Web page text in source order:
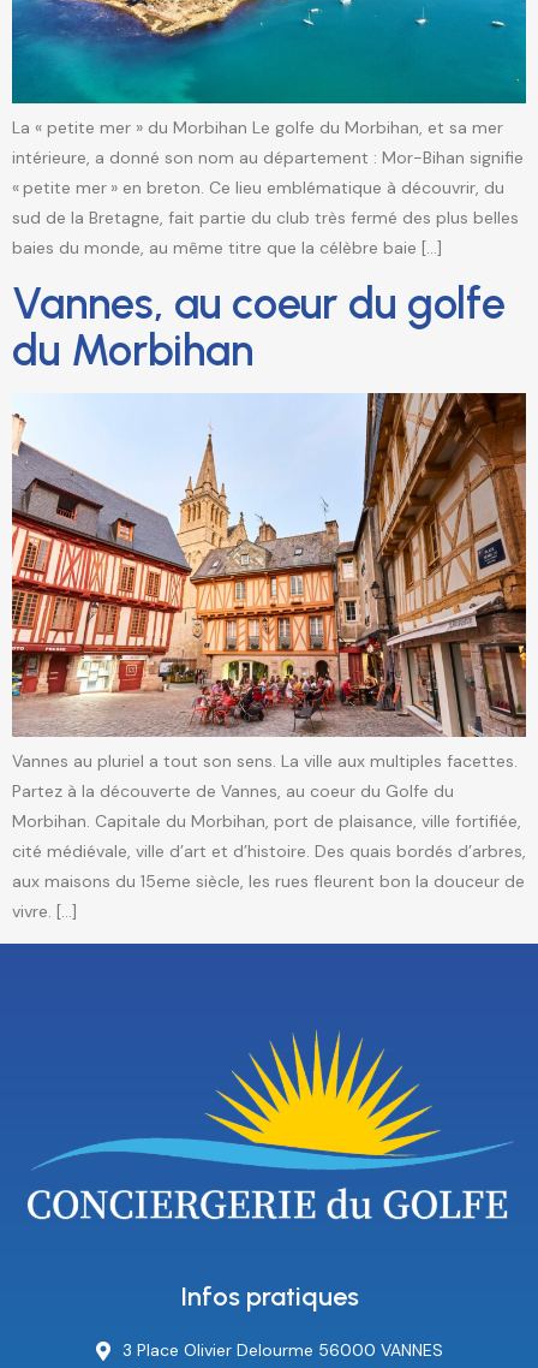
La « petite mer » du Morbihan Le golfe du Morbihan, et sa mer
intérieure, a donné son nom au département : Mor-Bihan signifie
« petite mer » en breton. Ce lieu emblématique à découvrir, du
sud de la Bretagne, fait partie du club très fermé des plus belles
baies du monde, au même titre que la célèbre baie […]
Vannes, au coeur du golfe
du Morbihan
Vannes au pluriel a tout son sens. La ville aux multiples facettes.
Partez à la découverte de Vannes, au coeur du Golfe du
Morbihan. Capitale du Morbihan, port de plaisance, ville fortifiée,
cité médiévale, ville d’art et d’histoire. Des quais bordés d’arbres,
aux maisons du 15eme siècle, les rues fleurent bon la douceur de
vivre. […]
Infos pratiques
3 Place Olivier Delourme 56000 VANNES